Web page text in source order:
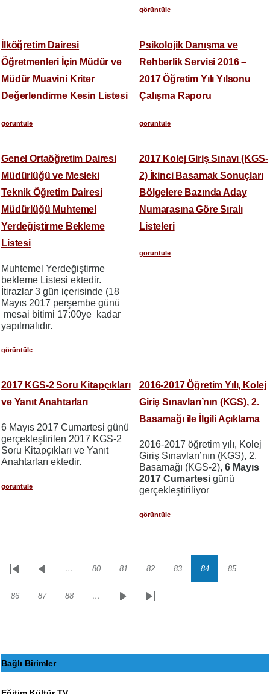
görüntüle
İlköğretim Dairesi
Öğretmenleri İçin Müdür ve
Müdür Muavini Kriter
Değerlendirme Kesin Listesi
görüntüle
Psikolojik Danışma ve
Rehberlik Servisi 2016 –
2017 Öğretim Yılı Yılsonu
Çalışma Raporu
görüntüle
Genel Ortaöğretim Dairesi
Müdürlüğü ve Mesleki
Teknik Öğretim Dairesi
Müdürlüğü Muhtemel
Yerdeğiştirme Bekleme
Listesi
Muhtemel Yerdeğiştirme
bekleme Listesi ektedir.
İtirazlar 3 gün içerisinde (18
Mayıs 2017 perşembe günü
mesai bitimi 17:00ye kadar
yapılmalıdır.
görüntüle
2017 Kolej Giriş Sınavı (KGS-
2) İkinci Basamak Sonuçları
Bölgelere Bazında Aday
Numarasına Göre Sıralı
Listeleri
görüntüle
2017 KGS-2 Soru Kitapçıkları
ve Yanıt Anahtarları
6 Mayıs 2017 Cumartesi günü
gerçekleştirilen 2017 KGS-2
Soru Kitapçıkları ve Yanıt
Anahtarları ektedir.
görüntüle
2016-2017 Öğretim Yılı, Kolej
Giriş Sınavları’nın (KGS), 2.
Basamağı ile İlgili Açıklama
2016-2017 öğretim yılı, Kolej
Giriş Sınavları’nın (KGS), 2.
Basamağı (KGS-2), 6 Mayıs
2017 Cumartesi günü
gerçekleştiriliyor
görüntüle
Sayfalama
İlk
Önceki… Sayfa
80 Sayfa
81 Sayfa
82 Sayfa
83 Sayfa
84 Sayfa
85
Sayfa
86 Sayfa
87 Sayfa
88 …
SonrakiSon
Bağlı Birimler